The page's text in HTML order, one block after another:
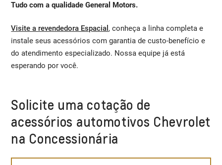
Tudo com a qualidade General Motors.
Visite a revendedora Espacial , conheça a linha completa e
instale seus acessórios com garantia de custo-benefício e
do atendimento especializado. Nossa equipe já está
esperando por você.
Solicite uma cotação de
acessórios automotivos Chevrolet
na Concessionária